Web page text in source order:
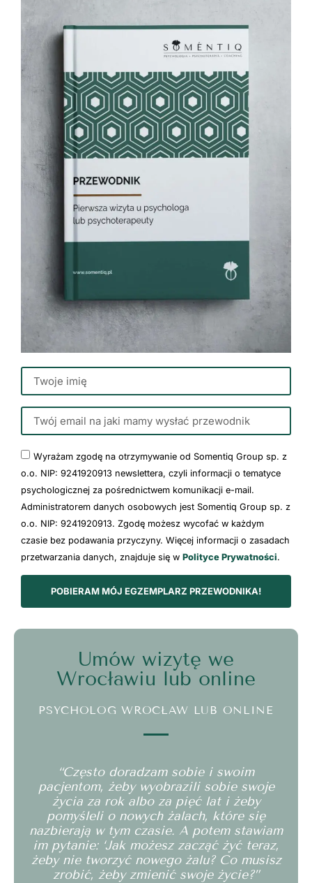
Wyrażam zgodę na otrzymywanie od Somentiq Group sp. z
o.o. NIP: 9241920913 newslettera, czyli informacji o tematyce
psychologicznej za pośrednictwem komunikacji e-mail.
Administratorem danych osobowych jest Somentiq Group sp. z
o.o. NIP: 9241920913. Zgodę możesz wycofać w każdym
czasie bez podawania przyczyny. Więcej informacji o zasadach
przetwarzania danych, znajduje się w Polityce Prywatności.
POBIERAM MÓJ EGZEMPLARZ PRZEWODNIKA!
Umów wizytę we
Wrocławiu lub online
PSYCHOLOG WROCŁAW LUB ONLINE
“Często doradzam sobie i swoim
pacjentom, żeby wyobrazili sobie swoje
życia za rok albo za pięć lat i żeby
pomyśleli o nowych żalach, które się
nazbierają w tym czasie. A potem stawiam
im pytanie: ‘Jak możesz zacząć żyć teraz,
żeby nie tworzyć nowego żalu? Co musisz
zrobić, żeby zmienić swoje życie?”